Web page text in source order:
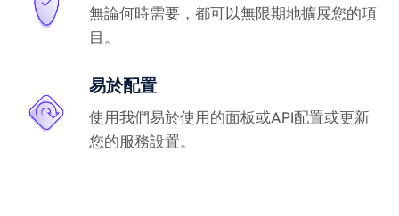
無論何時需要，都可以無限期地擴展您的項
目。
易於配置
使用我們易於使用的面板或API配置或更新
您的服務設置。